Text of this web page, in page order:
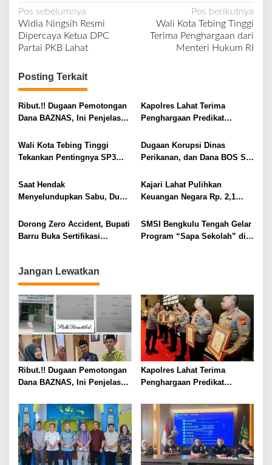
N
a
v
g
a
s
p
s
Pos sebelumnya
Widia Ningsih Resmi
Dipercaya Ketua DPC
Partai PKB Lahat
Pos berikutnya
Wali Kota Tebing Tinggi
Terima Penghargaan dari
Menteri Hukum RI
Posting Terkait
Ribut.!! Dugaan Pemotongan
Dana BAZNAS, Ini Penjelasan
Kapolres Lahat Terima
Penghargaan Predikat
Sumsel Tahun 2026
Wali Kota Tebing Tinggi
Tekankan Pentingnya SP3
Dugaan Korupsi Dinas
Perikanan, dan Dana BOS SD
Terus Dipertajam Kajari Lahat
Saat Hendak
Menyelundupkan Sabu, Dua
Kajari Lahat Pulihkan
Keuangan Negara Rp. 2,1
Dorong Zero Accident, Bupati
Barru Buka Sertifikasi
SMSI Bengkulu Tengah Gelar
Program “Sapa Sekolah” di
Jangan Lewatkan
Ribut.!! Dugaan Pemotongan
Dana BAZNAS, Ini Penjelasan
Kapolres Lahat Terima
Penghargaan Predikat
Sumsel Tahun 2026